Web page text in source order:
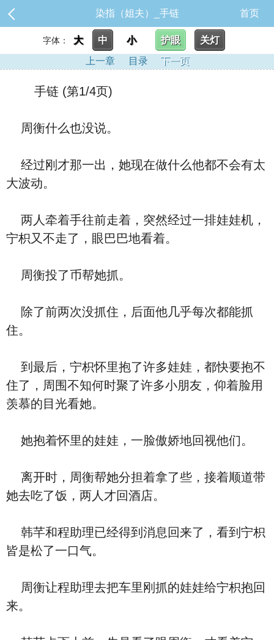
染指（姐夫）_手链 首页
字体： 大 中 小 护眼
关灯
上一章
目录 下一页
手链 (第1/4页)
周衡什么也没说。
经过刚才那一出，她现在做什么他都不会有太
大波动。
两人牵着手往前走着，突然经过一排娃娃机，
宁枳又不走了，眼巴巴地看着。
周衡投了币帮她抓。
除了前两次没抓住，后面他几乎每次都能抓
住。
到最后，宁枳怀里抱了许多娃娃，都快要抱不
住了，周围不知何时聚了许多小朋友，仰着脸用
羡慕的目光看她。
她抱着怀里的娃娃，一脸傲娇地回视他们。
离开时，周衡帮她分担着拿了些，接着顺道带
她去吃了饭，两人才回酒店。
韩芊和程助理已经得到消息回来了，看到宁枳
皆是松了一口气。
周衡让程助理去把车里刚抓的娃娃给宁枳抱回
来。